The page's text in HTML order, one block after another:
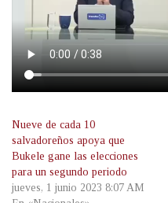
Nueve de cada 10
salvadoreños apoya que
Bukele gane las elecciones
para un segundo periodo
jueves, 1 junio 2023 8:07 AM